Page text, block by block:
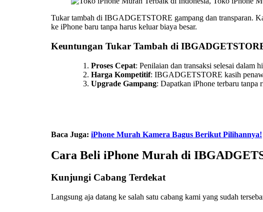
Tukar tambah di IBGADGETSTORE gampang dan transparan.
ke iPhone baru tanpa harus keluar biaya besar.
Keuntungan Tukar Tambah di
Proses Cepat: Penilaian dan transaksi selesai dalam
Harga Kompetitif: IBGADGETSTORE kasih
Upgrade Gampang: Dapatkan iPhone terbaru tanpa
Baca Juga: iPhone Murah Kamera Bagus Berikut Pilihannya!
Cara Beli iPhone Murah di
Kunjungi Cabang Terdekat
Langsung aja datang ke salah satu cabang kami yang sudah